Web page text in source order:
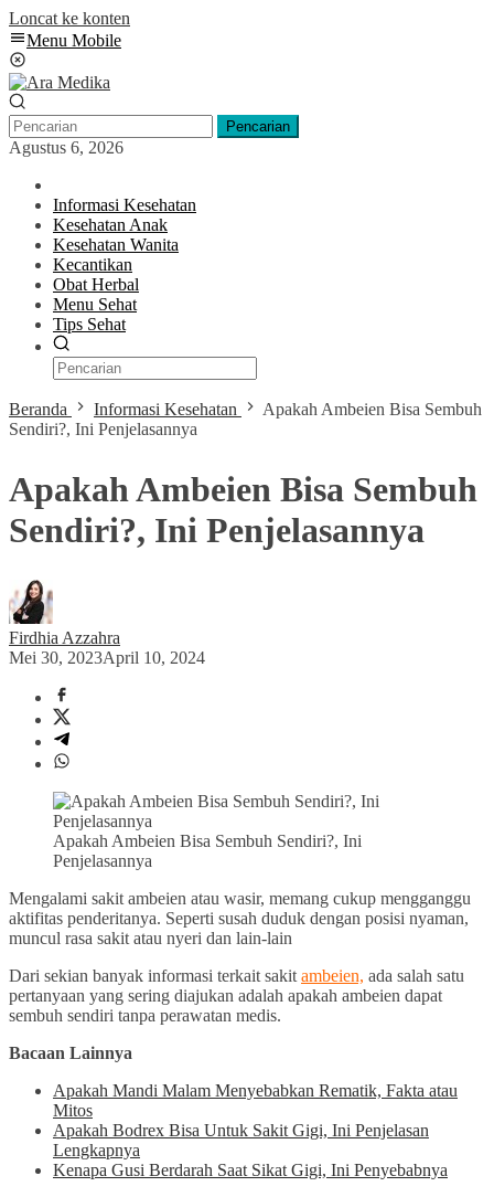
Loncat ke konten
Menu Mobile
Pencarian
Agustus 6, 2026
Informasi Kesehatan
Kesehatan Anak
Kesehatan Wanita
Kecantikan
Obat Herbal
Menu Sehat
Tips Sehat
Beranda Informasi Kesehatan
Apakah Ambeien Bisa Sembuh
Sendiri?, Ini Penjelasannya
Apakah Ambeien Bisa Sembuh
Sendiri?, Ini Penjelasannya
Firdhia Azzahra
Mei 30, 2023April 10, 2024
Apakah Ambeien Bisa Sembuh Sendiri?, Ini
Penjelasannya
Mengalami sakit ambeien atau wasir, memang cukup mengganggu
aktifitas penderitanya. Seperti susah duduk dengan posisi nyaman,
muncul rasa sakit atau nyeri dan lain-lain
Dari sekian banyak informasi terkait sakit ambeien, ada salah satu
pertanyaan yang sering diajukan adalah apakah ambeien dapat
sembuh sendiri tanpa perawatan medis.
Bacaan Lainnya
Apakah Mandi Malam Menyebabkan Rematik, Fakta atau
Mitos
Apakah Bodrex Bisa Untuk Sakit Gigi, Ini Penjelasan
Lengkapnya
Kenapa Gusi Berdarah Saat Sikat Gigi, Ini Penyebabnya